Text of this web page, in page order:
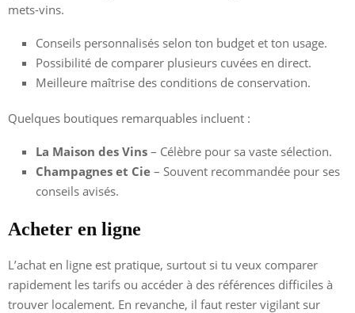
mets-vins.
Conseils personnalisés selon ton budget et ton usage.
Possibilité de comparer plusieurs cuvées en direct.
Meilleure maîtrise des conditions de conservation.
Quelques boutiques remarquables incluent :
La Maison des Vins – Célèbre pour sa vaste sélection.
Champagnes et Cie – Souvent recommandée pour ses
conseils avisés.
Acheter en ligne
L’achat en ligne est pratique, surtout si tu veux comparer
rapidement les tarifs ou accéder à des références difficiles à
trouver localement. En revanche, il faut rester vigilant sur